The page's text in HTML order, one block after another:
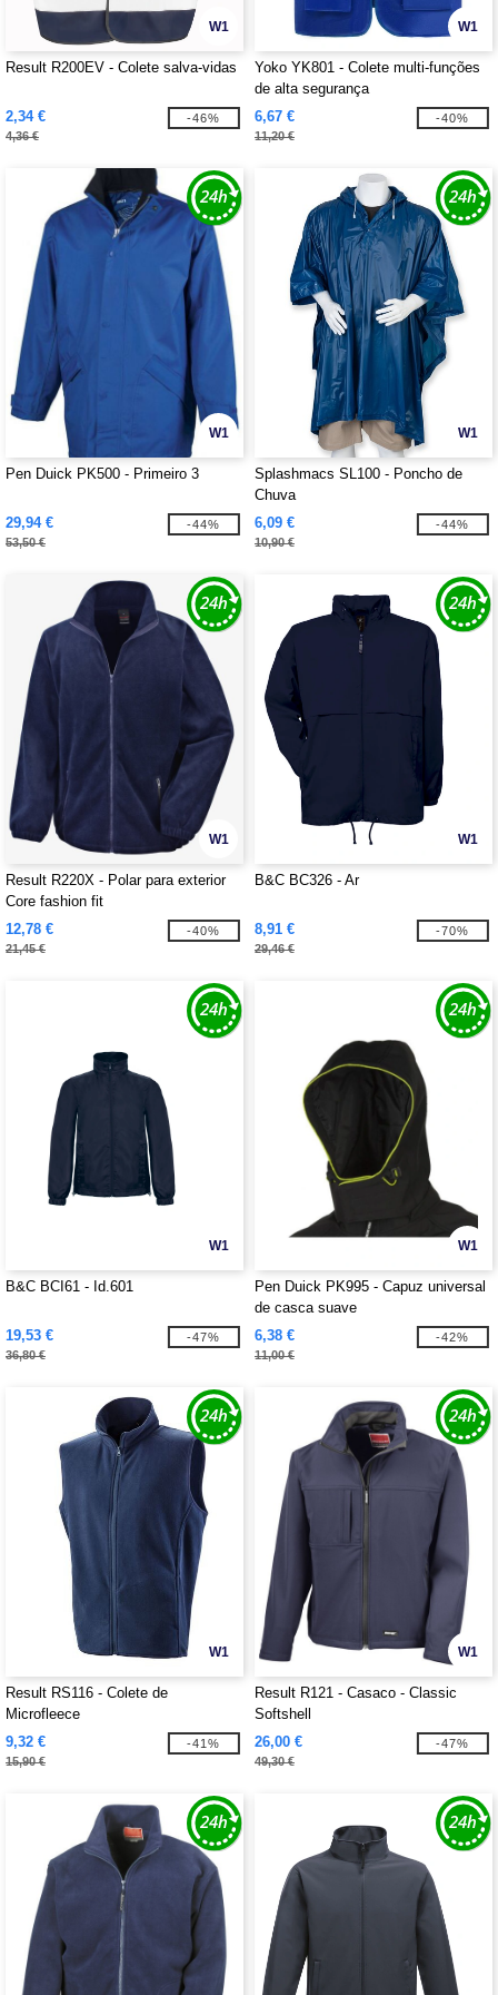
W1
Result R200EV - Colete salva-vidas
2,34 €
4,36 €
-46%
W1
Yoko YK801 - Colete multi-funções
de alta segurança
6,67 €
11,20 €
-40%
W1
Pen Duick PK500 - Primeiro 3
29,94 €
53,50 €
-44%
W1
Splashmacs SL100 - Poncho de
Chuva
6,09 €
10,90 €
-44%
W1
Result R220X - Polar para exterior
Core fashion fit
12,78 €
21,45 €
-40%
W1
B&C BC326 - Ar
8,91 €
29,46 €
-70%
W1
B&C BCI61 - Id.601
19,53 €
36,80 €
-47%
W1
Pen Duick PK995 - Capuz universal
de casca suave
6,38 €
11,00 €
-42%
W1
Result RS116 - Colete de
Microfleece
9,32 €
15,90 €
-41%
W1
Result R121 - Casaco - Classic
Softshell
26,00 €
49,30 €
-47%